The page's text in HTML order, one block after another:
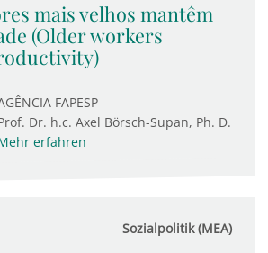
mais velhos mantêm
(Older workers
FAPESP
Dr. h.c. Axel Börsch-Supan, Ph. D.
erfahren
Sozialpolitik (MEA)